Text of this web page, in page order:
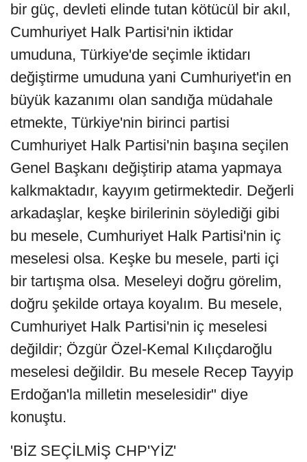
bir güç, devleti elinde tutan kötücül bir akıl,
Cumhuriyet Halk Partisi'nin iktidar
umuduna, Türkiye'de seçimle iktidarı
değiştirme umuduna yani Cumhuriyet'in en
büyük kazanımı olan sandığa müdahale
etmekte, Türkiye'nin birinci partisi
Cumhuriyet Halk Partisi'nin başına seçilen
Genel Başkanı değiştirip atama yapmaya
kalkmaktadır, kayyım getirmektedir. Değerli
arkadaşlar, keşke birilerinin söylediği gibi
bu mesele, Cumhuriyet Halk Partisi'nin iç
meselesi olsa. Keşke bu mesele, parti içi
bir tartışma olsa. Meseleyi doğru görelim,
doğru şekilde ortaya koyalım. Bu mesele,
Cumhuriyet Halk Partisi'nin iç meselesi
değildir; Özgür Özel-Kemal Kılıçdaroğlu
meselesi değildir. Bu mesele Recep Tayyip
Erdoğan'la milletin meselesidir" diye
konuştu.
'BİZ SEÇİLMİŞ CHP'YİZ'